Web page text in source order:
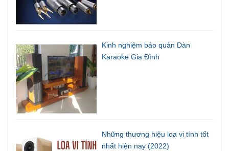
Kinh nghiệm bảo quản Dàn
Karaoke Gia Đình
Những thương hiệu loa vi tính tốt
nhất hiện nay (2022)